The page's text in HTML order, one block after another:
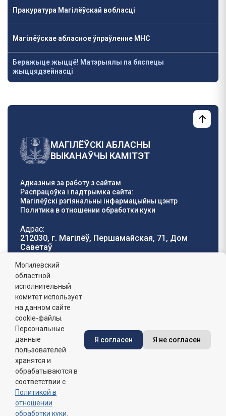
Пракуратура Магілёўскай вобласці
Магілёўскае абласное ўпраўленне МНС
Беражыце жыццё! Матэрыялы па бяспецы
жыццядзейнасці
МАГІЛЁЎСКІ АБЛАСНЫ
ВЫКАНАЎЧЫ КАМІТЭТ
Адказныя за работу з сайтам
Распрацоўка і падтрымка сайта:
Магілёўскі рэгіянальны інфармацыйны цэнтр
Политика в отношении обработки куки
Адрас:
212030, г. Магілёў, Першамайская, 71, Дом
Саветаў
Тэлефон гарачай
лініі:
8 (0222) 71-32-55
Графік работы:
пн-пт: 8.00 - 17.00, сб-н: выхадны,
абедзенны перапынак: 13:00 - 14:00
Сайт зарэгістраваны ў Дзяржаўным рэгістры
інфармацыйных рэсурсаў Рэспублікі Беларусь. №
Могилевский
областной
исполнительный
комитет использует
на данном сайте
cookie-файлы.
Персональные
данные
пользователей
хранятся и
обрабатываются в
соответствии с
Политикой в
отношении
обработки куки
Я согласен Я не согласен